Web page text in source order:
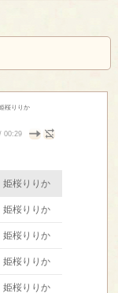
桜りりか
00:29
姫桜りりか
姫桜りりか
姫桜りりか
姫桜りりか
姫桜りりか